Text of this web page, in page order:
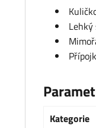
Kategorie